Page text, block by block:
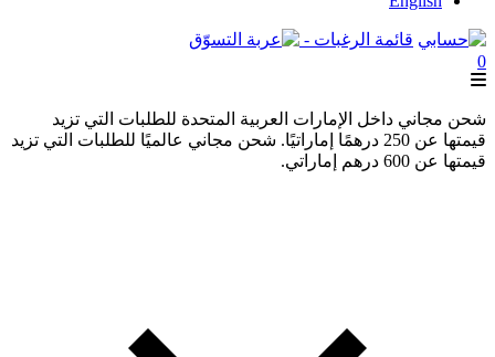
قائمة الرغبات -
0
شحن مجاني داخل الإمارات العربية المتحدة للطلبات التي تزيد
قيمتها عن 250 درهمًا إماراتيًا. شحن مجاني عالميًا للطلبات التي تزيد
قيمتها عن 600 درهم إماراتي.